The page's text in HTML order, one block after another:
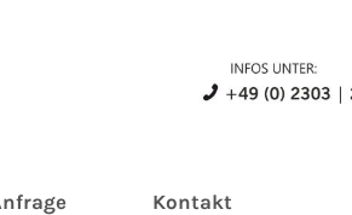
Kontakt